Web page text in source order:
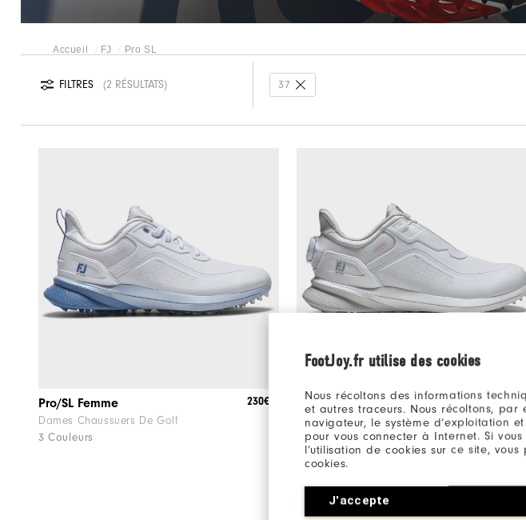
FootJoy.fr utilise des cookies
Nous récoltons des informations
et autres traceurs. Nous récoltons, par
navigateur, le système d’exploitation
pour vous connecter à Internet. Si
l’utilisation de cookies sur ce site,
cookies.
J'accepte
Accueil FJ Pro SL
FILTRES 2 RÉSULTATS 37
Pro/SL Femme
Dames Chaussuers De Golf
3 Couleurs
230€ Pro/SL BOA Femme
Dames Chaussures De Golf
1 Couleur
260€